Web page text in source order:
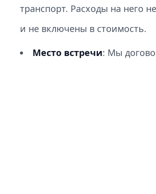
транспорт. Расходы на него
и не включены в стоимость.
Место встречи: Мы